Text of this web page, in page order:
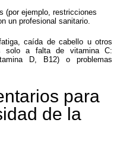
(por ejemplo, restricciones
un profesional sanitario.
caída de cabello u otros
solo a falta de vitamina C:
D, B12) o problemas
para
de la